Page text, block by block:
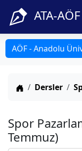
ATA-
AÖF - Anadolu
Anasayfa
Dersler
Spor
Temmuz)